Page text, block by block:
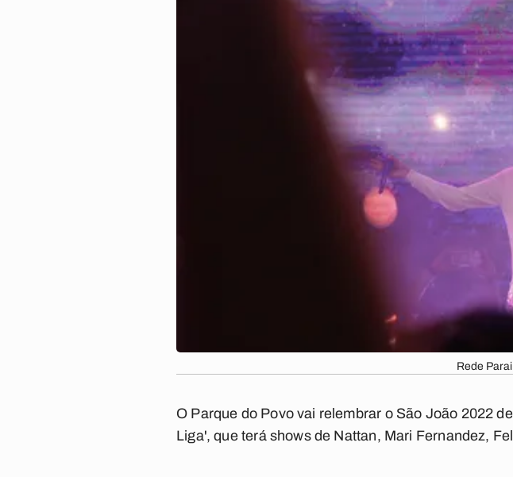
Rede
O Parque do Povo vai relembrar o São João 2022
Liga', que terá shows de Nattan, Mari Fernandez,